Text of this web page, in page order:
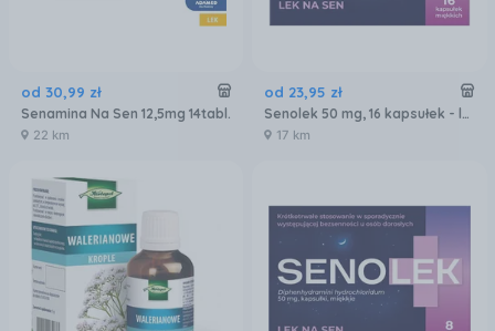
od 30,99 zł
Senamina Na Sen 12,5mg 14tabl.
22 km
od 23,95 zł
Senolek 50 mg, 16 kapsułek - lek na sen
17 km